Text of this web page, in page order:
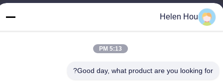
الهاتف
Helen Hou
5:13 PM
Good day, what product are you looking for?